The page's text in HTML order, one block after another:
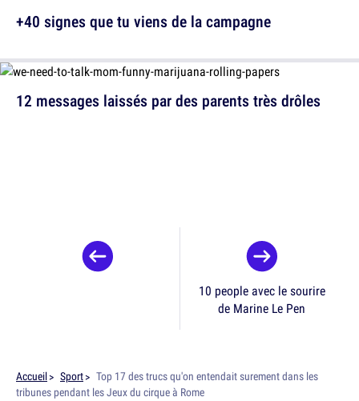
12 messages laissés par des parents très drôles
+40 signes que tu viens de la campagne
10 people avec le sourire
de Marine Le Pen
Accueil Sport
Top 17 des trucs qu'on entendait surement dans les
tribunes pendant les Jeux du cirque à Rome